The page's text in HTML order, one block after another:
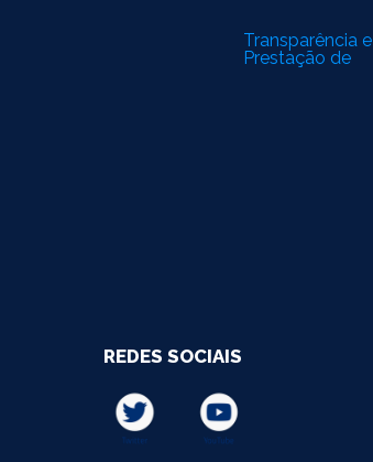
Transparência e
Prestação de
REDES SOCIAIS